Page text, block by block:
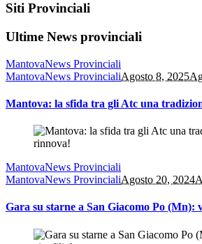
Siti Provinciali
Ultime News provinciali
MantovaNews Provinciali
MantovaNews ProvincialiAgosto 8, 2025
Mantova: la sfida tra gli Atc una
MantovaNews Provinciali
MantovaNews ProvincialiAgosto 20, 2024
Gara su starne a San Giacomo Po (Mn):